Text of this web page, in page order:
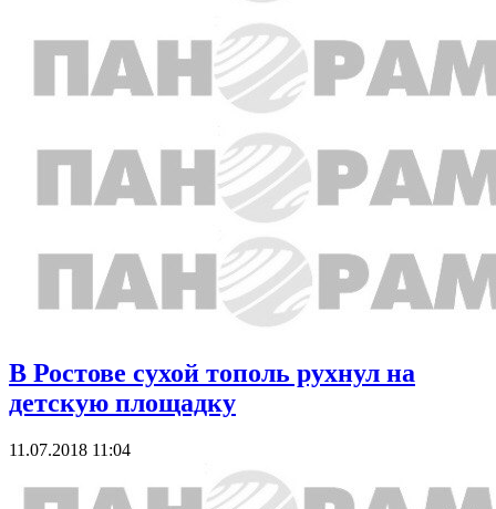
В Ростове сухой тополь рухнул на
детскую площадку
11.07.2018 11:04